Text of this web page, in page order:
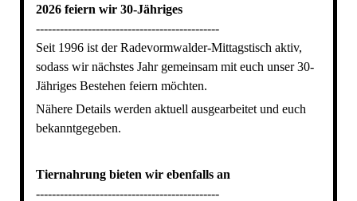
2026 feiern wir 30-Jähriges
----------------------------------------------
Seit 1996 ist der Radevormwalder-Mittagstisch aktiv,
sodass wir nächstes Jahr gemeinsam mit euch unser 30-
Jähriges Bestehen feiern möchten.
Nähere Details werden aktuell ausgearbeitet und euch
bekanntgegeben.
Tiernahrung bieten wir ebenfalls an
----------------------------------------------